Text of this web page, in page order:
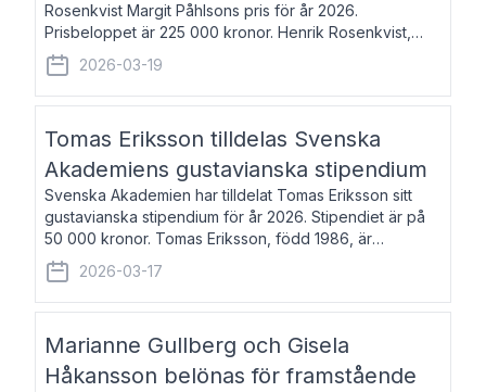
Rosenkvist Margit Påhlsons pris för år 2026.
Prisbeloppet är 225 000 kronor. Henrik Rosenkvist,
född 1965, är professor i nordiska språk vid Göteborgs
universitet. Han disputerade 2004 på avhan
2026-03-19
Tomas Eriksson tilldelas Svenska
Akademiens gustavianska stipendium
Svenska Akademien har tilldelat Tomas Eriksson sitt
gustavianska stipendium för år 2026. Stipendiet är på
50 000 kronor. Tomas Eriksson, född 1986, är
projektledare inom marknadsföring och författare och
utkom i fjol med boken Syndabocken.
2026-03-17
Marianne Gullberg och Gisela
Håkansson belönas för framstående